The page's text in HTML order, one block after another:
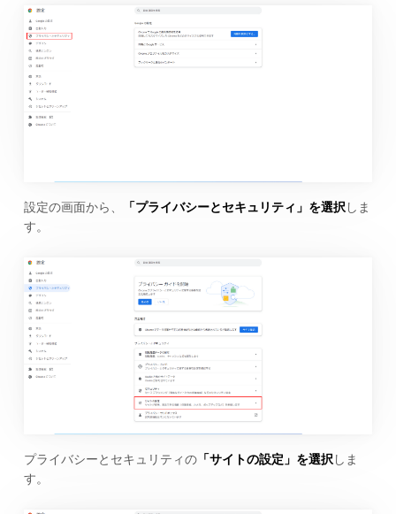
設定の画面から、 「プライバシーとセキュリティ」を選択 しま
す。
プライバシーとセキュリティの「サイトの設定」を選択 しま
す。